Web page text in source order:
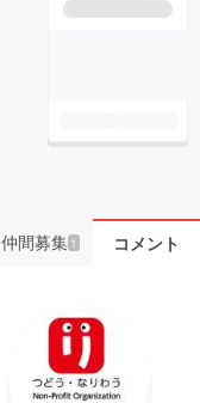
仲間募集 1 コメント